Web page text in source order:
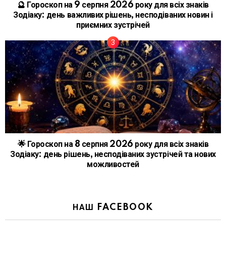
🔮 Гороскоп на 9 серпня 2026 року для всіх знаків
Зодіаку: день важливих рішень, несподіваних новин і
приємних зустрічей
🌟 Гороскоп на 8 серпня 2026 року для всіх знаків
Зодіаку: день рішень, несподіваних зустрічей та нових
можливостей
НАШ FACEBOOK